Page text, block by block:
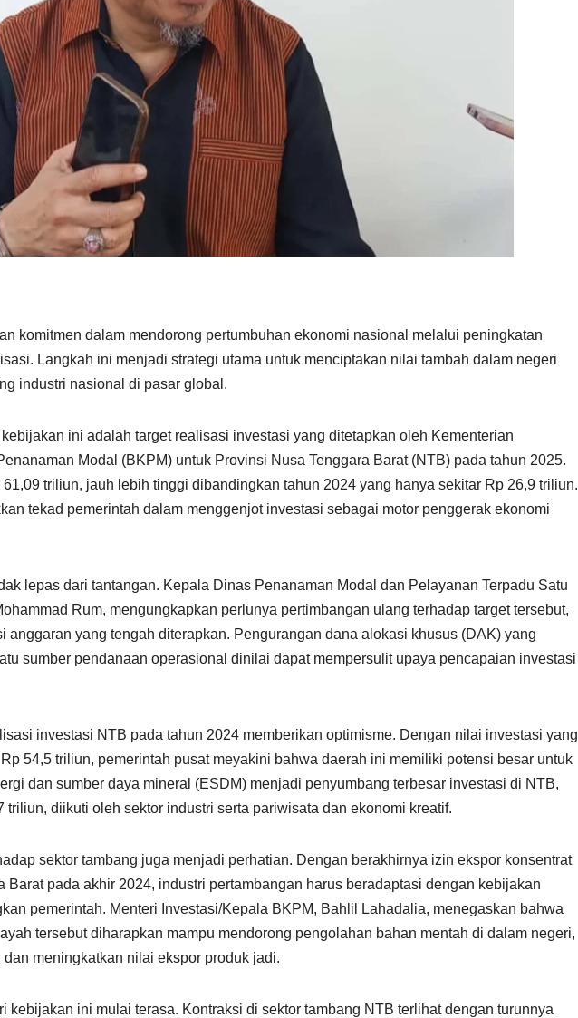
komitmen dalam mendorong pertumbuhan ekonomi nasional melalui peningkatan
Langkah ini menjadi strategi utama untuk menciptakan nilai tambah dalam negeri
industri nasional di pasar global.
ini adalah target realisasi investasi yang ditetapkan oleh Kementerian
Modal (BKPM) untuk Provinsi Nusa Tenggara Barat (NTB) pada tahun 2025.
triliun, jauh lebih tinggi dibandingkan tahun 2024 yang hanya sekitar Rp 26,9 triliun.
tekad pemerintah dalam menggenjot investasi sebagai motor penggerak ekonomi
lepas dari tantangan. Kepala Dinas Penanaman Modal dan Pelayanan Terpadu Satu
Rum, mengungkapkan perlunya pertimbangan ulang terhadap target tersebut,
anggaran yang tengah diterapkan. Pengurangan dana alokasi khusus (DAK) yang
sumber pendanaan operasional dinilai dapat mempersulit upaya pencapaian investasi
investasi NTB pada tahun 2024 memberikan optimisme. Dengan nilai investasi yang
54,5 triliun, pemerintah pusat meyakini bahwa daerah ini memiliki potensi besar untuk
dan sumber daya mineral (ESDM) menjadi penyumbang terbesar investasi di NTB,
diikuti oleh sektor industri serta pariwisata dan ekonomi kreatif.
sektor tambang juga menjadi perhatian. Dengan berakhirnya izin ekspor konsentrat
Barat pada akhir 2024, industri pertambangan harus beradaptasi dengan kebijakan
pemerintah. Menteri Investasi/Kepala BKPM, Bahlil Lahadalia, menegaskan bahwa
tersebut diharapkan mampu mendorong pengolahan bahan mentah di dalam negeri,
meningkatkan nilai ekspor produk jadi.
kebijakan ini mulai terasa. Kontraksi di sektor tambang NTB terlihat dengan turunnya